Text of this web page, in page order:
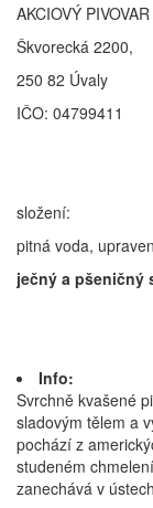
AKCIOVÝ
Škvorecká 2200,
250 82 Úvaly
IČO: 04799411
složení:
pitná voda,
ječný a pšeničný
Info:
Svrchně kvašené
sladovým tělem a
pochází z
studeném
zanechává v